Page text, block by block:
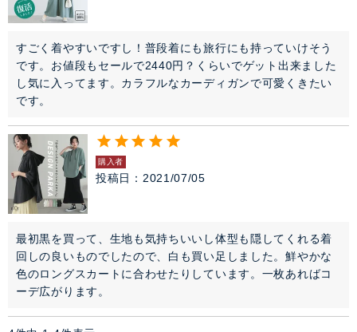
すごく着やすいですし！普段着にも旅行にも持っていけそう
です。お値段もセールで2440円？くらいでゲット出来ました
し気に入ってます。カラフルなカーディガンで可愛くきたい
です。
購入者
投稿日 2021/07/05
最初黒を買って、生地も気持ちいいし体型も隠してくれる着
回しの良いものでしたので、白も買い足しました。鮮やかな
色のロングスカートに合わせたりしています。一枚あればコ
ーデ広がります。